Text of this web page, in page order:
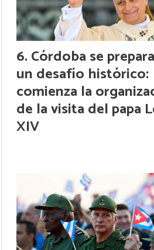
Córdoba se
un desafío histórico:
comienza la
de la visita del papa
XIV